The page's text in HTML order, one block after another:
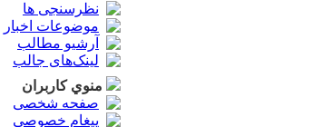
نظرسنجی ها
موضوعات اخبار
آرشیو مطالب
لینک‌های جالب
منوي كاربران
صفحه شخصی
پیغام خصوصی